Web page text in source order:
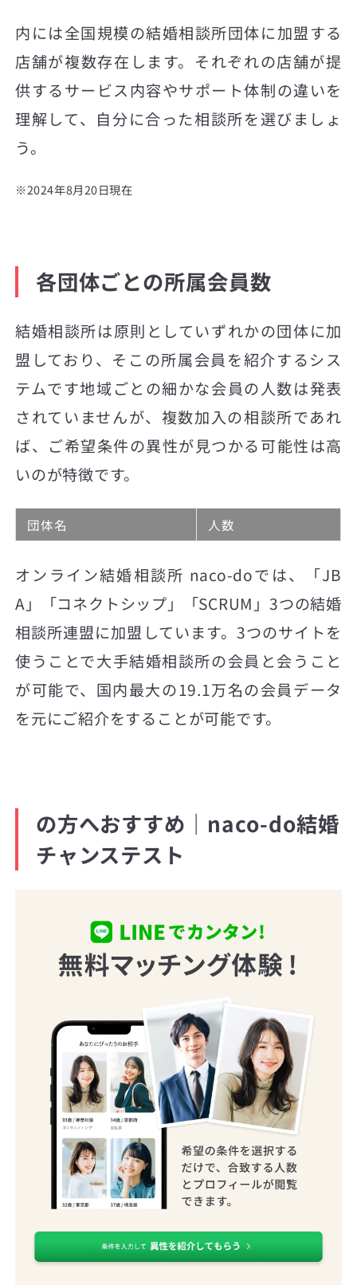
内には全国規模の結婚相談所団体に加盟する
店舗が複数存在します。それぞれの店舗が提
供するサービス内容やサポート体制の違いを
理解して、自分に合った相談所を選びましょ
う。
※2024年8月20日現在
各団体ごとの所属会員数
結婚相談所は原則としていずれかの団体に加
盟しており、そこの所属会員を紹介するシス
テムです地域ごとの細かな会員の人数は発表
されていませんが、複数加入の相談所であれ
ば、ご希望条件の異性が見つかる可能性は高
いのが特徴です。
団体名 人数
オンライン結婚相談所 naco-doでは、「JB
A」「コネクトシップ」「SCRUM」3つの結婚
相談所連盟に加盟しています。3つのサイトを
使うことで大手結婚相談所の会員と会うこと
が可能で、国内最大の19.1万名の会員データ
を元にご紹介をすることが可能です。
の方へおすすめ｜naco-do結婚
チャンステスト